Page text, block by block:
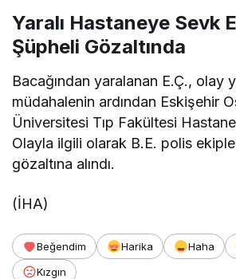
Yaralı Hastaneye Sevk
Şüpheli Gözaltında
Bacağından yaralanan E.Ç., olay
müdahalenin ardından Eskişehir
Üniversitesi Tıp Fakültesi
Olayla ilgili olarak B.E. polis
gözaltına alındı.
(İHA)
Beğendim Harika Haha
Kızgın